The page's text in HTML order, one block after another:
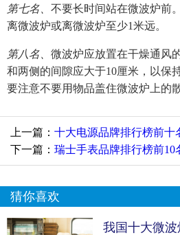
第七名、 不要长时间站在微波炉前
离微波炉或离微波炉至少1米远。
第八名、 微波炉应放置在干燥通风
和两侧的间隙应大于10厘米，以保
要注意不要用物品盖住微波炉上的
上一篇： 十大电源品牌排行榜前十
下一篇： 瑞士手表品牌排行榜前10
猜你喜欢
我国十大微